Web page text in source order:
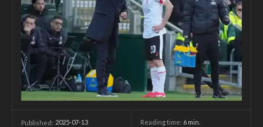
Published: 2025-07-13 Reading time: 6 min.